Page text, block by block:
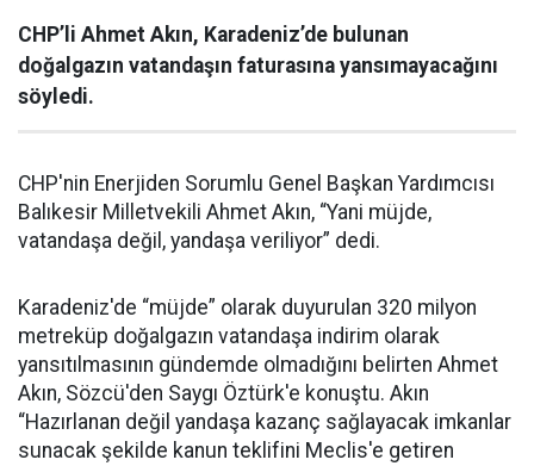
CHP’li Ahmet Akın, Karadeniz’de bulunan
doğalgazın vatandaşın faturasına yansımayacağını
söyledi.
CHP'nin Enerjiden Sorumlu Genel Başkan Yardımcısı
Balıkesir Milletvekili Ahmet Akın, “Yani müjde,
vatandaşa değil, yandaşa veriliyor” dedi.
Karadeniz'de “müjde” olarak duyurulan 320 milyon
metreküp doğalgazın vatandaşa indirim olarak
yansıtılmasının gündemde olmadığını belirten Ahmet
Akın, Sözcü'den Saygı Öztürk'e konuştu. Akın
“Hazırlanan değil yandaşa kazanç sağlayacak imkanlar
sunacak şekilde kanun teklifini Meclis'e getiren